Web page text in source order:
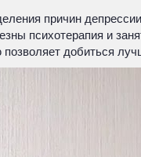
причин
психотерапия и
добиться